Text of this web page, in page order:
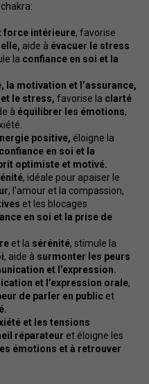
force intérieure, favorise
aide à évacuer le stress
la confiance en soi et la
la motivation et l’assurance,
le stress, favorise la clarté
à équilibrer les émotions,
positive, éloigne la
confiance en soi et la
optimiste et motivé.
, idéale pour apaiser le
, l’amour et la compassion,
et les blocages
en soi et la prise de
et la sérénité, stimule la
, aide à surmonter les peurs
et l’expression.
et l’expression orale,
de parler en publicet
et les tensions
réparateur et éloigne les
émotions et à retrouver